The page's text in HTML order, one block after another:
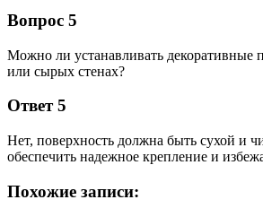
Вопрос 5
Можно ли устанавливать декоративные
или сырых стенах?
Ответ 5
Нет, поверхность должна быть сухой и
обеспечить надежное крепление и
Похожие записи: